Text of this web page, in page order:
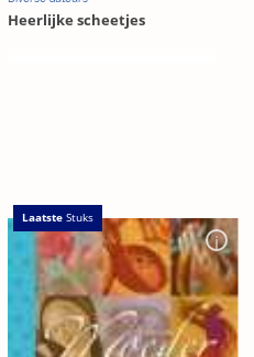
Heerlijke scheetjes
LaatsteStuks